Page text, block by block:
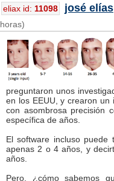
eliax id: 11098 josé elías
horas)
preguntaron unos
en los EEUU, y crearon
con asombrosa precisión
específica de años.
El software incluso
apenas 2 o 4 años, y
años.
Pero, ¿cómo sabemos